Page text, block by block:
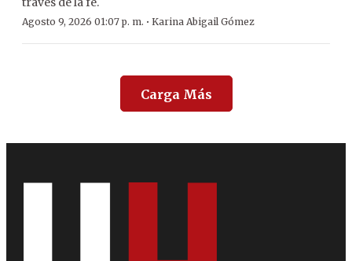
Agosto 9, 2026 01:07 p. m. · Karina Abigail Gómez
Carga Más